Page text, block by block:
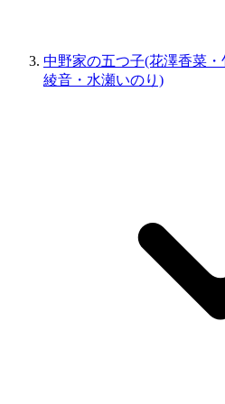
中野家の五つ子(花澤香菜
綾音・水瀬いのり)